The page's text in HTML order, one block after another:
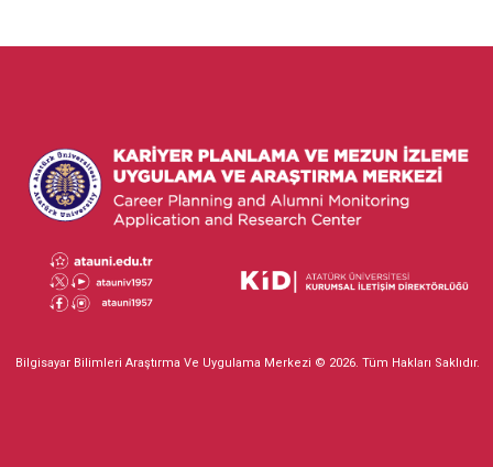
Bilgisayar Bilimleri Araştırma Ve Uygulama Merkezi © 2026. Tüm Hakları Saklıdır.